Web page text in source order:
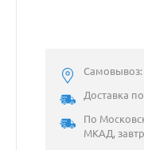
Доставка
По
МКАД,